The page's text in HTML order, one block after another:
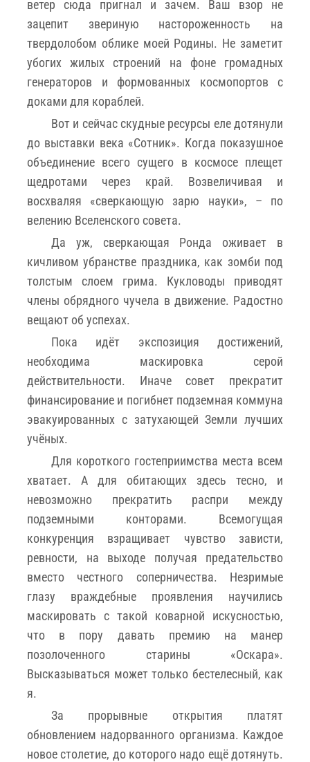
ветер сюда пригнал и зачем. Ваш взор не
зацепит звериную настороженность на
твердолобом облике моей Родины. Не заметит
убогих жилых строений на фоне громадных
генераторов и формованных космопортов с
доками для кораблей.
Вот и сейчас скудные ресурсы еле дотянули
до выставки века «Сотник». Когда показушное
объединение всего сущего в космосе плещет
щедротами через край. Возвеличивая и
восхваляя «сверкающую зарю науки», – по
велению Вселенского совета.
Да уж, сверкающая Ронда оживает в
кичливом убранстве праздника, как зомби под
толстым слоем грима. Кукловоды приводят
члены обрядного чучела в движение. Радостно
вещают об успехах.
Пока идёт экспозиция достижений,
необходима маскировка серой
действительности. Иначе совет прекратит
финансирование и погибнет подземная коммуна
эвакуированных с затухающей Земли лучших
учёных.
Для короткого гостеприимства места всем
хватает. А для обитающих здесь тесно, и
невозможно прекратить распри между
подземными конторами. Всемогущая
конкуренция взращивает чувство зависти,
ревности, на выходе получая предательство
вместо честного соперничества. Незримые
глазу враждебные проявления научились
маскировать с такой коварной искусностью,
что в пору давать премию на манер
позолоченного старины «Оскара».
Высказываться может только бестелесный, как
я.
За прорывные открытия платят
обновлением надорванного организма. Каждое
новое столетие, до которого надо ещё дотянуть.